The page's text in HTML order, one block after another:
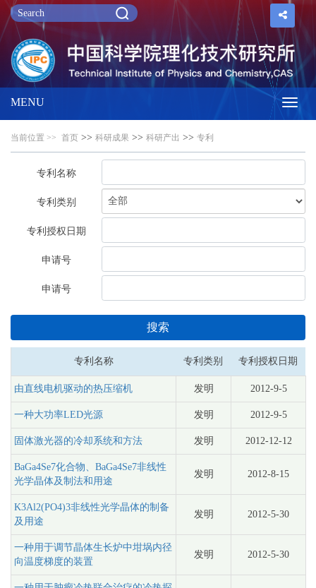
MENU
当前位置 >> 首页 >> 科研成果 >> 科研产出 >> 专利
专利名称
专利类别
专利授权日期
申请号
申请号
搜索
专利名称 专利类别 专利授权日期
由直线电机驱动的热压缩机 发明 2012-9-5
一种大功率LED光源 发明 2012-9-5
固体激光器的冷却系统和方法 发明 2012-12-12
BaGa4Se7化合物、BaGa4Se7非线性
光学晶体及制法和用途
发明 2012-8-15
K3Al2(PO4)3非线性光学晶体的制备
及用途
发明 2012-5-30
一种用于调节晶体生长炉中坩埚内径
向温度梯度的装置
发明 2012-5-30